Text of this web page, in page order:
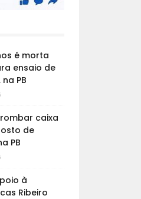
é morta
ensaio de
PB
caixa
de
PB
à
Ribeiro